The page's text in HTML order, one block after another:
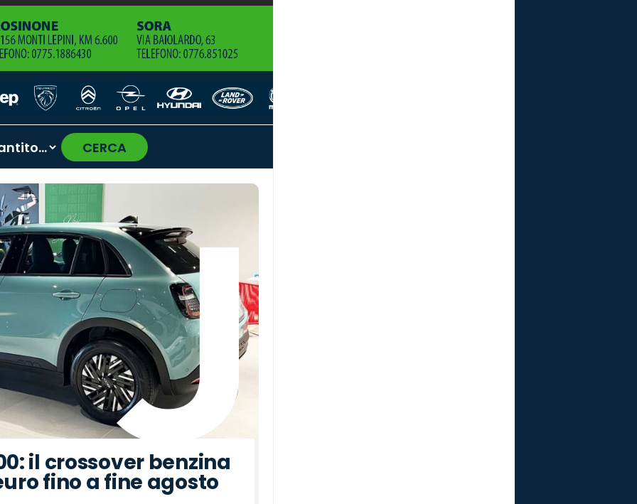
CERCA
›
il crossover benzina
fino a fine agosto